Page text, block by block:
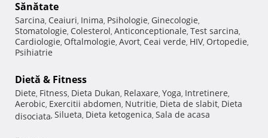
Sănătate
Sarcina, Ceaiuri, Inima, Psihologie, Ginecologie,
Stomatologie, Colesterol, Anticonceptionale, Test sarcina,
Cardiologie, Oftalmologie, Avort, Ceai verde, HIV, Ortopedie,
Psihiatrie
Dietă & Fitness
Diete, Fitness, Dieta Dukan, Relaxare, Yoga, Intretinere,
Aerobic, Exercitii abdomen, Nutritie, Dieta de slabit, Dieta
disociata, Silueta, Dieta ketogenica, Sala de acasa